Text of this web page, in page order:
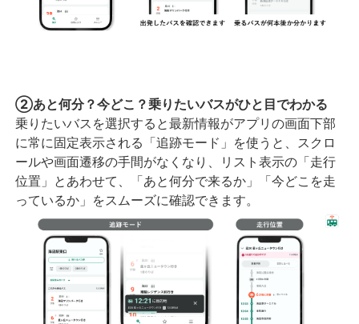
②あと何分？今どこ？乗りたいバスがひと目でわかる
乗りたいバスを選択すると最新情報がアプリの画面下部
に常に固定表示される「追跡モード」を使うと、スクロ
ールや画面遷移の手間がなくなり、リスト表示の「走行
位置」とあわせて、「あと何分で来るか」「今どこを走
っているか」をスムーズに確認できます。